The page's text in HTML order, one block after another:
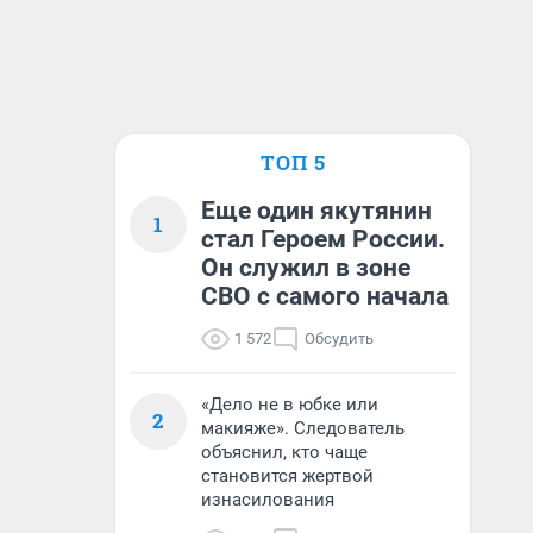
ТОП 5
1
Еще один якутянин
стал Героем России.
Он служил в зоне
СВО с самого начала
1 572 Обсудить
2
«Дело не в юбке или
макияже». Следователь
объяснил, кто чаще
становится жертвой
изнасилования